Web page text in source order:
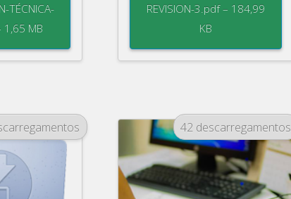
TÉCNICA-
1,65 MB
REVISION-3.pdf – 184,99
KB
42 descarregamentos